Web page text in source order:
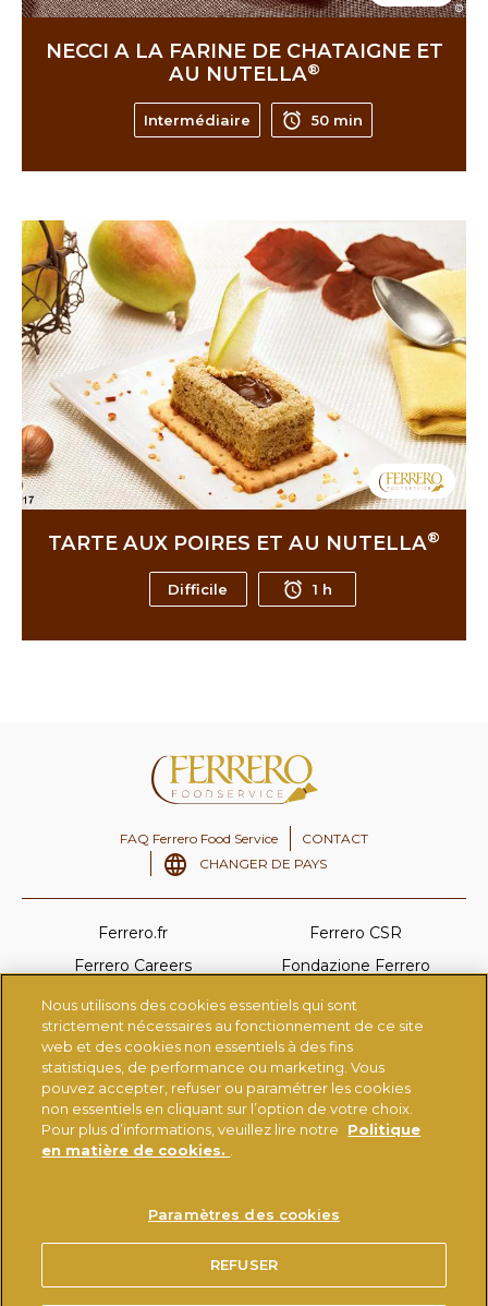
NECCI A LA FARINE DE CHATAIGNE ET
AU NUTELLA®
Intermédiaire 50 min
TARTE AUX POIRES ET AU NUTELLA®
Difficile 1 h
FAQ Ferrero Food Service
CONTACT
CHANGER DE PAYS
Ferrero.fr
Ferrero CSR
Ferrero Careers
Fondazione Ferrero
Ferrero Linkedin
Nutella.com
Tictac.com
Ferrerorocher.com
Kinder.com
CONDITIONS D'UTILISATION
MENTIONS LÉGALES
POLITIQUE EN MATIÈRE DE COOKIES
UTILISATION DE LA MARQUE NUTELLA
SPÉCIFICATIONS TECHNIQUES
Nous utilisons des cookies essentiels qui sont
strictement nécessaires au fonctionnement de ce site
web et des cookies non essentiels à des fins
statistiques, de performance ou marketing. Vous
pouvez accepter, refuser ou paramétrer les cookies
non essentiels en cliquant sur l’option de votre choix.
Pour plus d’informations, veuillez lire notre
Politique
en matière de cookies.
Paramètres des cookies
REFUSER